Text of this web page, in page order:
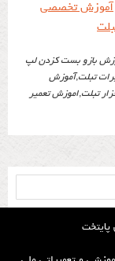
آموزش تخصصی
بازو بست کزدن لپ
تبلت,آموزش
تبلت,اموزش تعمیر
پایتخت